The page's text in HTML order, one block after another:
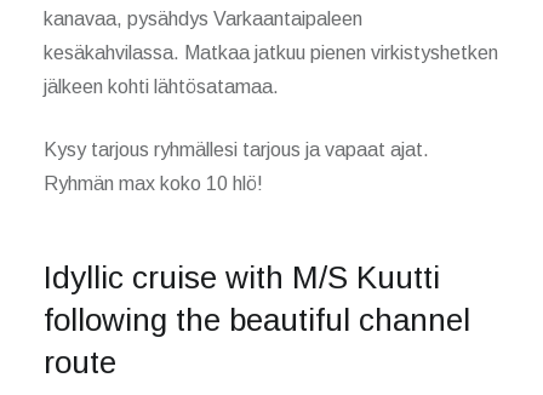
kanavaa, pysähdys Varkaantaipaleen
kesäkahvilassa. Matkaa jatkuu pienen virkistyshetken
jälkeen kohti lähtösatamaa.
Kysy tarjous ryhmällesi tarjous ja vapaat ajat.
Ryhmän max koko 10 hlö!
Idyllic cruise with M/S Kuutti
following the beautiful channel
route